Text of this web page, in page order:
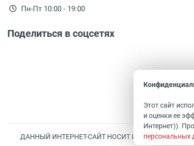
Пн-Пт 10:00 - 19:00
Поделиться в соцсетях
ДАННЫЙ ИНТЕРНЕТ-САЙТ НОСИТ
Этот сайт
и оценки ее
Интернет)).
персональных